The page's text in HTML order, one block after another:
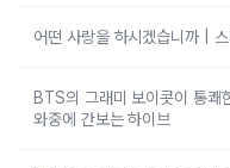
어떤 사랑을 하시겠습니까 | 스
BTS의 그래미 보이콧이 통쾌
와중에 간보는 하이브